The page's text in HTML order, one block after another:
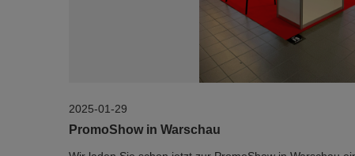
2025-01-29
PromoShow in Warschau